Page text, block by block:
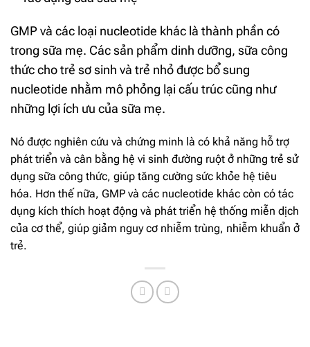
GMP và các loại nucleotide khác là thành phần có
trong sữa mẹ. Các sản phẩm dinh dưỡng, sữa công
thức cho trẻ sơ sinh và trẻ nhỏ được bổ sung
nucleotide nhằm mô phỏng lại cấu trúc cũng như
những lợi ích ưu của sữa mẹ.
Nó được nghiên cứu và chứng minh là có khả năng hỗ trợ
phát triển và cân bằng hệ vi sinh đường ruột ở những trẻ sử
dụng sữa công thức, giúp tăng cường sức khỏe hệ tiêu
hóa. Hơn thế nữa, GMP và các nucleotide khác còn có tác
dụng kích thích hoạt động và phát triển hệ thống miễn dịch
của cơ thể, giúp giảm nguy cơ nhiễm trùng, nhiễm khuẩn ở
trẻ.